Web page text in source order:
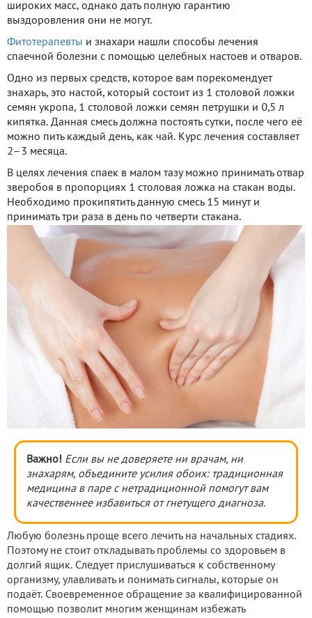
широких масс, однако дать полную гарантию
выздоровления они не могут.
Фитотерапевты и знахари нашли способы лечения
спаечной болезни с помощью целебных настоев и отваров.
Одно из первых средств, которое вам порекомендует
знахарь, это настой, который состоит из 1 столовой ложки
семян укропа, 1 столовой ложки семян петрушки и 0,5 л
кипятка. Данная смесь должна постоять сутки, после чего её
можно пить каждый день, как чай. Курс лечения составляет
2–3 месяца.
В целях лечения спаек в малом тазу можно принимать отвар
зверобоя в пропорциях 1 столовая ложка на стакан воды.
Необходимо прокипятить данную смесь 15 минут и
принимать три раза в день по четверти стакана.
Важно! Если вы не доверяете ни врачам, ни
знахарям, объедините усилия обоих: традиционная
медицина в паре с нетрадиционной помогут вам
качественнее избавиться от гнетущего диагноза.
Любую болезнь проще всего лечить на начальных стадиях.
Поэтому не стоит откладывать проблемы со здоровьем в
долгий ящик. Следует прислушиваться к собственному
организму, улавливать и понимать сигналы, которые он
подаёт. Своевременное обращение за квалифицированной
помощью позволит многим женщинам избежать